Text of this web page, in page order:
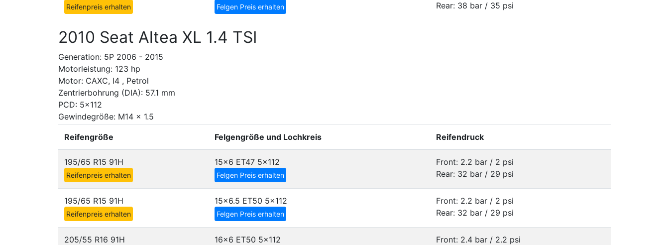
Reifenpreis erhalten Felgen Preis erhalten
Rear: 38 bar / 35 psi
2010 Seat Altea XL 1.4 TSI
Generation: 5P 2006 - 2015
Motorleistung: 123 hp
Motor: CAXC, I4 , Petrol
Zentrierbohrung (DIA): 57.1 mm
PCD: 5x112
Gewindegröße: M14 x 1.5
Reifengröße Felgengröße und Lochkreis Reifendruck
195/65 R15 91H
Reifenpreis erhalten
15x6 ET47 5x112
Felgen Preis erhalten
Front: 2.2 bar / 2 psi
Rear: 32 bar / 29 psi
195/65 R15 91H
Reifenpreis erhalten
15x6.5 ET50 5x112
Felgen Preis erhalten
Front: 2.2 bar / 2 psi
Rear: 32 bar / 29 psi
205/55 R16 91H 16x6 ET50 5x112
Front: 2.4 bar / 2.2 psi